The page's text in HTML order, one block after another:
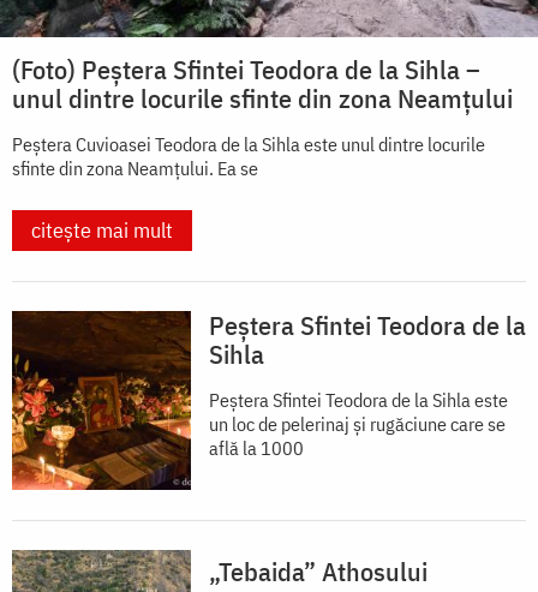
(Foto) Peștera Sfintei Teodora de la Sihla –
unul dintre locurile sfinte din zona Neamțului
Peștera Cuvioasei Teodora de la Sihla este unul dintre locurile
sfinte din zona Neamțului. Ea se
citește mai mult
Peștera Sfintei Teodora de la
Sihla
Peștera Sfintei Teodora de la Sihla este
un loc de pelerinaj și rugăciune care se
află la 1000
„Tebaida” Athosului